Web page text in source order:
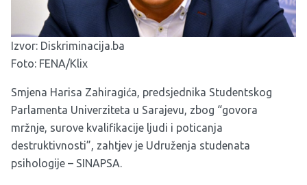
Izvor: Diskriminacija.ba
Foto: FENA/Klix
Smjena Harisa Zahiragića, predsjednika Studentskog
Parlamenta Univerziteta u Sarajevu, zbog “govora
mržnje, surove kvalifikacije ljudi i poticanja
destruktivnosti”, zahtjev je Udruženja studenata
psihologije – SINAPSA.